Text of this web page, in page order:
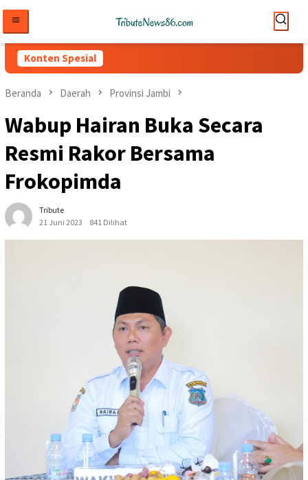
konten
Konten Spesial
Beranda Daerah Provinsi Jambi
Wabup Hairan Buka Secara
Resmi Rakor Bersama
Frokopimda
Tribute
21 Juni 2023
841 Dilihat